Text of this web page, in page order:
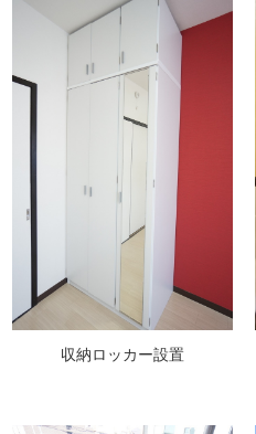
収納ロッカー設置